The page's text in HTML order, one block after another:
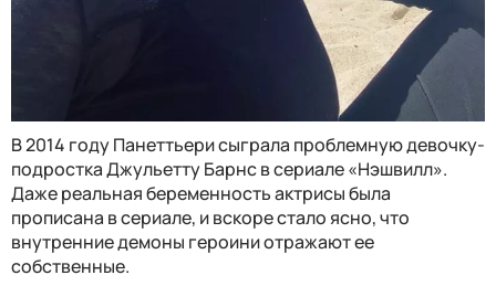
В 2014 году Панеттьери сыграла проблемную девочку-
подростка Джульетту Барнс в сериале «Нэшвилл».
Даже реальная беременность актрисы была
прописана в сериале, и вскоре стало ясно, что
внутренние демоны героини отражают ее
собственные.